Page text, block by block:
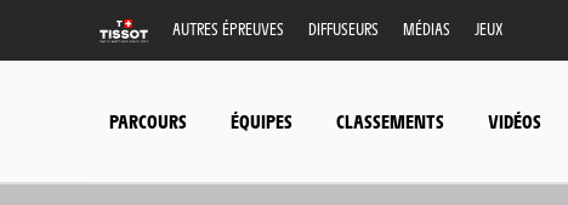
AUTRES ÉPREUVES DIFFUSEURS MÉDIAS JEUX
PARCOURS ÉQUIPES CLASSEMENTS VIDÉOS